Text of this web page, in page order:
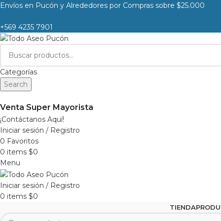
Envíos en Pucón y Alrededores por Compras sobre $25.000
+569 4235 7901
Categorías
Search
Venta Super Mayorista
¡Contáctanos Aquí!
Iniciar sesión / Registro
0 Favoritos
0 items $0
Menu
Iniciar sesión / Registro
0 items $0
TIENDA